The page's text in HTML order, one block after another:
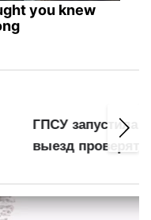
you knew
запрет на
минут